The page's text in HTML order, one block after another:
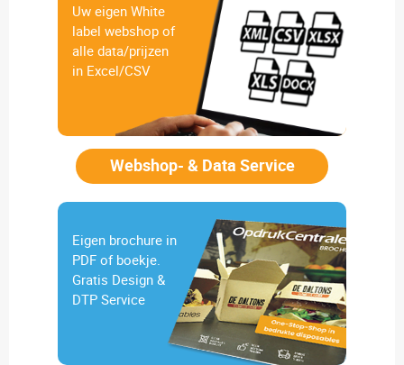
Uw eigen White
label webshop of
alle data/prijzen
in Excel/CSV
Webshop- & Data Service
Eigen brochure in
PDF of boekje.
Gratis Design &
DTP Service